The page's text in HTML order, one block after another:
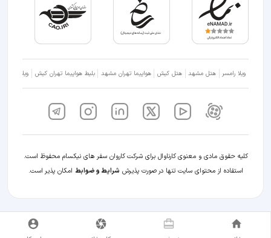
ویلا رامسر هتل مشهد هتل کیش هواپیما تهران مشهد بلیط هواپیما تهران کیش ویلا شمال
کلیه حقوق مادی و معنوی کارناوال برای شرکت کاروان سفر های نیکسام محفوظ است.
استفاده از محتوای سایت تنها در صورت پذیرش شرایط و ضوابط امکان پذیر است.